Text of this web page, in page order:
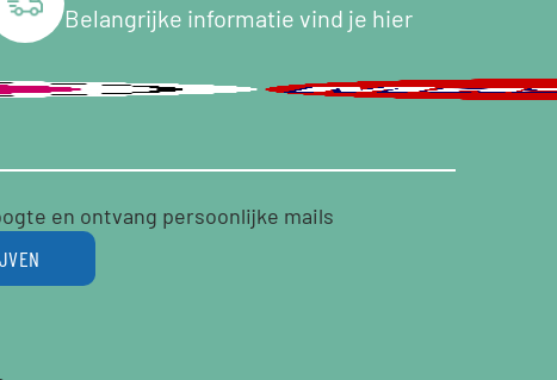
Belangrijke informatie vind je hier
en ontvang persoonlijke mails